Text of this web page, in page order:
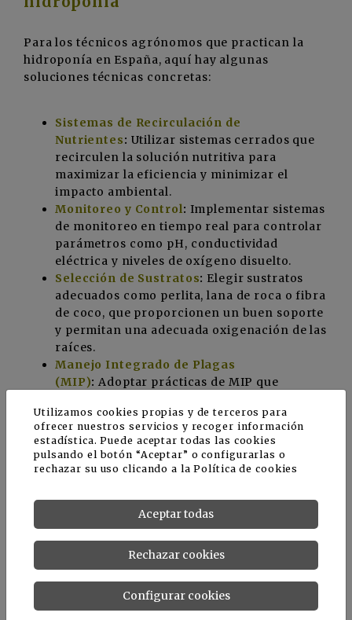
Para los técnicos agrónomos que practican la
hidroponía en España, aquí hay algunas
soluciones técnicas concretas:
Sistemas de Recirculación de
Nutrientes: Utilizar sistemas cerrados que
recirculen la solución nutritiva para
maximizar la eficiencia y minimizar el
impacto ambiental.
Monitoreo y Control: Implementar sistemas
de monitoreo en tiempo real para controlar
parámetros como pH, conductividad
eléctrica y niveles de oxígeno disuelto.
Selección de Sustratos: Elegir sustratos
adecuados como perlita, lana de roca o fibra
de coco, que proporcionen un buen soporte
y permitan una adecuada oxigenación de las
raíces.
Manejo Integrado de Plagas
(MIP): Adoptar prácticas de MIP que
trampas y barreras físicas para controlar las
plagas sin recurrir a pesticidas químicos.
Los 13 minerales del cultivo
hidropónico
Con el manejo hidropónico se busca proveer a la
Utilizamos cookies propias y de terceros para
ofrecer nuestros servicios y recoger información
estadística. Puede aceptar todas las cookies
pulsando el botón “Aceptar” o configurarlas o
rechazar su uso clicando a laPolítica de cookies
Aceptar todas
Rechazar cookies
Configurar cookies